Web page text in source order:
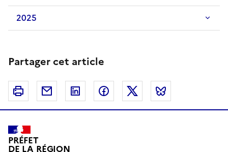
2025
Partager cet article
Imprimer Courriel Linkedin FacebookTwitter
PRÉFET
DE LA RÉGION